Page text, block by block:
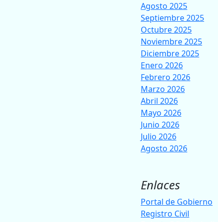
Agosto 2025
Septiembre 2025
Octubre 2025
Noviembre 2025
Diciembre 2025
Enero 2026
Febrero 2026
Marzo 2026
Abril 2026
Mayo 2026
Junio 2026
Julio 2026
Agosto 2026
Enlaces
Portal de Gobierno
Registro Civil